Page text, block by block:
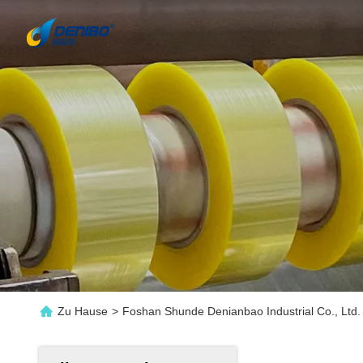
Zu Hause > Foshan Shunde Denianbao Industrial Co.,